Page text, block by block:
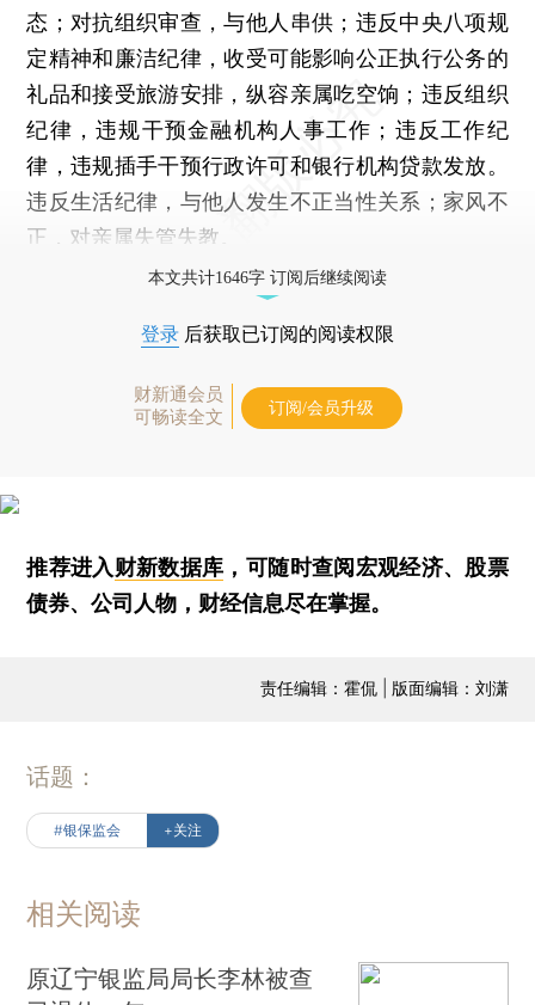
态；对抗组织审查，与他人串供；违反中央八项规
定精神和廉洁纪律，收受可能影响公正执行公务的
礼品和接受旅游安排，纵容亲属吃空饷；违反组织
纪律，违规干预金融机构人事工作；违反工作纪
律，违规插手干预行政许可和银行机构贷款发放。
违反生活纪律，与他人发生不正当性关系；家风不
正，对亲属失管失教。
本文共计1646字 订阅后继续阅读
登录 后获取已订阅的阅读权限
财新通会员
可畅读全文
订阅/会员升级
推荐进入财新数据库 ，可随时查阅宏观经济、股票
债券、公司人物，财经信息尽在掌握。
责任编辑：霍侃 | 版面编辑：刘潇
话题：
#银保监会 +关注
相关阅读
原辽宁银监局局长李林被查